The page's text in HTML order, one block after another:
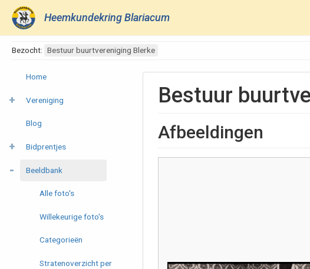
Heemkundekring Blariacum
Bezocht: Bestuur buurtvereniging Blerke
Home
Vereniging
Blog
Bidprentjes
Beeldbank
Alle foto's
Willekeurige foto's
Categorieën
Stratenoverzicht per
Bestuur
Afbeeldingen